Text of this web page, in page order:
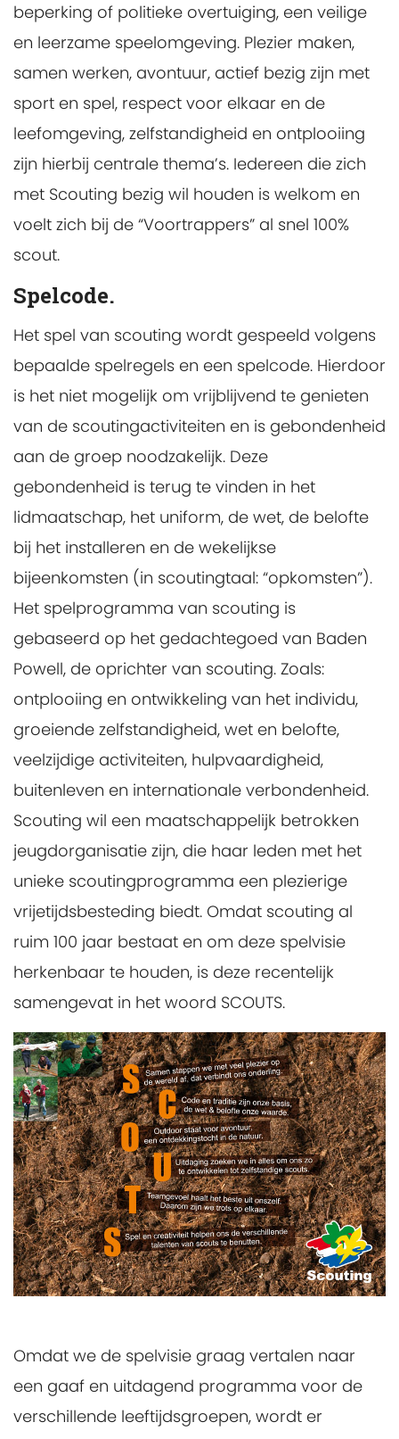
beperking of politieke overtuiging, een veilige
en leerzame speelomgeving. Plezier maken,
samen werken, avontuur, actief bezig zijn met
sport en spel, respect voor elkaar en de
leefomgeving, zelfstandigheid en ontplooiing
zijn hierbij centrale thema’s. Iedereen die zich
met Scouting bezig wil houden is welkom en
voelt zich bij de “Voortrappers” al snel 100%
scout.
Spelcode.
Het spel van scouting wordt gespeeld volgens
bepaalde spelregels en een spelcode. Hierdoor
is het niet mogelijk om vrijblijvend te genieten
van de scoutingactiviteiten en is gebondenheid
aan de groep noodzakelijk. Deze
gebondenheid is terug te vinden in het
lidmaatschap, het uniform, de wet, de belofte
bij het installeren en de wekelijkse
bijeenkomsten (in scoutingtaal: “opkomsten”).
Het spelprogramma van scouting is
gebaseerd op het gedachtegoed van Baden
Powell, de oprichter van scouting. Zoals:
ontplooiing en ontwikkeling van het individu,
groeiende zelfstandigheid, wet en belofte,
veelzijdige activiteiten, hulpvaardigheid,
buitenleven en internationale verbondenheid.
Scouting wil een maatschappelijk betrokken
jeugdorganisatie zijn, die haar leden met het
unieke scoutingprogramma een plezierige
vrijetijdsbesteding biedt. Omdat scouting al
ruim 100 jaar bestaat en om deze spelvisie
herkenbaar te houden, is deze recentelijk
samengevat in het woord SCOUTS.
Omdat we de spelvisie graag vertalen naar
een gaaf en uitdagend programma voor de
verschillende leeftijdsgroepen, wordt er